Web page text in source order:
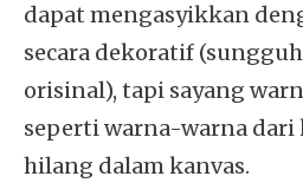
dapat mengasyikkan
secara dekoratif
orisinal), tapi sayang
seperti warna-warna dari
hilang dalam kanvas.